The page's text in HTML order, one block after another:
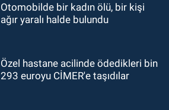
Otomobilde bir kadın ölü, bir kişi
ağır yaralı halde bulundu
Özel hastane acilinde ödedikleri bin
293 euroyu CİMER'e taşıdılar